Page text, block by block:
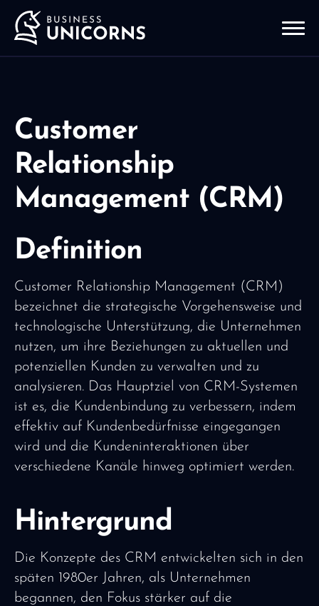
Customer
Relationship
Management (CRM)
Definition
Customer Relationship Management (CRM)
bezeichnet die strategische Vorgehensweise und
technologische Unterstützung, die Unternehmen
nutzen, um ihre Beziehungen zu aktuellen und
potenziellen Kunden zu verwalten und zu
analysieren. Das Hauptziel von CRM-Systemen
ist es, die Kundenbindung zu verbessern, indem
effektiv auf Kundenbedürfnisse eingegangen
wird und die Kundeninteraktionen über
verschiedene Kanäle hinweg optimiert werden.
Hintergrund
Die Konzepte des CRM entwickelten sich in den
späten 1980er Jahren, als Unternehmen
begannen, den Fokus stärker auf die